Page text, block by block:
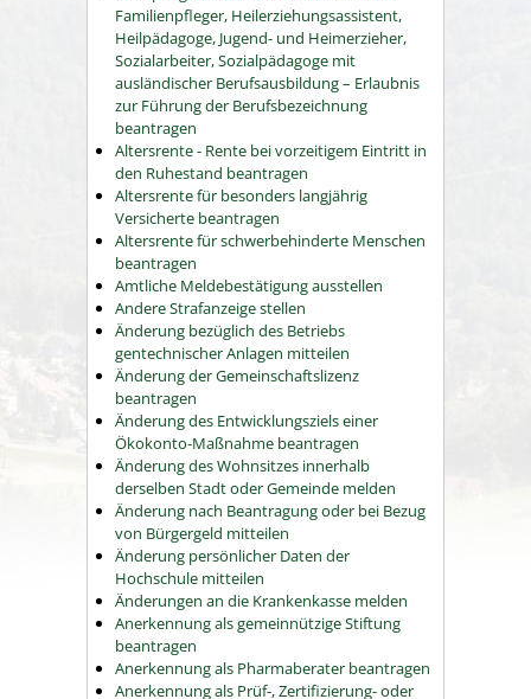
Familienpfleger, Heilerziehungsassistent,
Heilpädagoge, Jugend- und Heimerzieher,
Sozialarbeiter, Sozialpädagoge mit
ausländischer Berufsausbildung – Erlaubnis
zur Führung der Berufsbezeichnung
beantragen
Altersrente - Rente bei vorzeitigem Eintritt in
den Ruhestand beantragen
Altersrente für besonders langjährig
Versicherte beantragen
Altersrente für schwerbehinderte Menschen
beantragen
Amtliche Meldebestätigung ausstellen
Andere Strafanzeige stellen
Änderung bezüglich des Betriebs
gentechnischer Anlagen mitteilen
Änderung der Gemeinschaftslizenz
beantragen
Änderung des Entwicklungsziels einer
Ökokonto-Maßnahme beantragen
Änderung des Wohnsitzes innerhalb
derselben Stadt oder Gemeinde melden
Änderung nach Beantragung oder bei Bezug
von Bürgergeld mitteilen
Änderung persönlicher Daten der
Hochschule mitteilen
Änderungen an die Krankenkasse melden
Anerkennung als gemeinnützige Stiftung
beantragen
Anerkennung als Pharmaberater beantragen
Anerkennung als Prüf-, Zertifizierung- oder